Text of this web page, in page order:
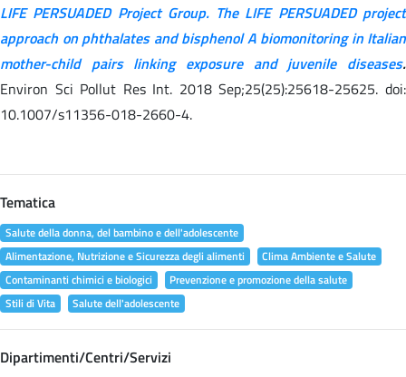
LIFE PERSUADED Project Group. The LIFE PERSUADED project
approach on phthalates and bisphenol A biomonitoring in Italian
mother-child pairs linking exposure and juvenile diseases.
Environ Sci Pollut Res Int. 2018 Sep;25(25):25618-25625. doi:
10.1007/s11356-018-2660-4.
Tematica
Salute della donna, del bambino e dell'adolescente
Alimentazione, Nutrizione e Sicurezza degli alimenti
Clima Ambiente e Salute
Contaminanti chimici e biologici
Prevenzione e promozione della salute
Stili di Vita
Salute dell'adolescente
Dipartimenti/Centri/Servizi